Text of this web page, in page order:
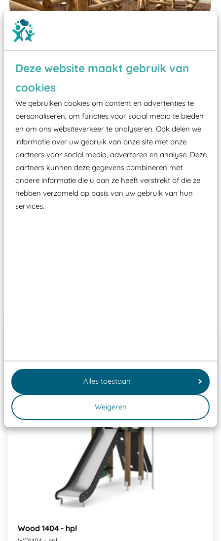
Deze website maakt gebruik van
cookies
We gebruiken cookies om content en advertenties te
personaliseren, om functies voor social media te bieden
en om ons websiteverkeer te analyseren. Ook delen we
informatie over uw gebruik van onze site met onze
partners voor social media, adverteren en analyse. Deze
partners kunnen deze gegevens combineren met
andere informatie die u aan ze heeft verstrekt of die ze
hebben verzameld op basis van uw gebruik van hun
services.
Alles toestaan
Weigeren
Wist je dat:
Vanaf een valhoogte van 1,5 meter een speciale
valondergrond onder speeltoestellen verplicht is
zoals kunstgras, rubber tegels of boomschors?
Elk speeltoestel in de openbare ruimte voorzien
moet zijn van een typekeuring, -plaatje en
certificering, uitgegeven door een Nederlands
Wood 1404 - hpl